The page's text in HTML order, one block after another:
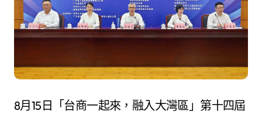
8月15日「台商一起來，融入大灣區」第十四屆